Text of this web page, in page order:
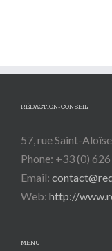
RÉDACTION-CONSEIL
57, rue Saint-
Phone: +33 (0)
Email:
Web: http://
MENU